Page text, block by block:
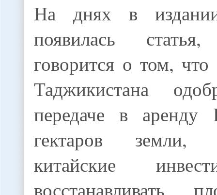
На днях в
появилась
говорится о том,
Таджикистана
передаче в
гектаров
китайские
восстанавливать